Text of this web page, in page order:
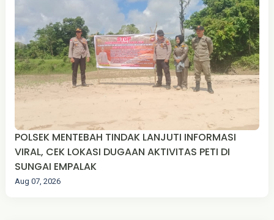
POLSEK MENTEBAH TINDAK LANJUTI INFORMASI
VIRAL, CEK LOKASI DUGAAN AKTIVITAS PETI DI
SUNGAI EMPALAK
Aug 07, 2026